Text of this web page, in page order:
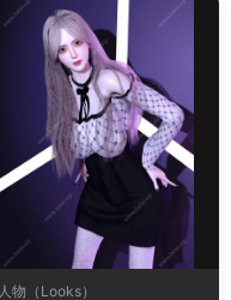
人物（Looks）